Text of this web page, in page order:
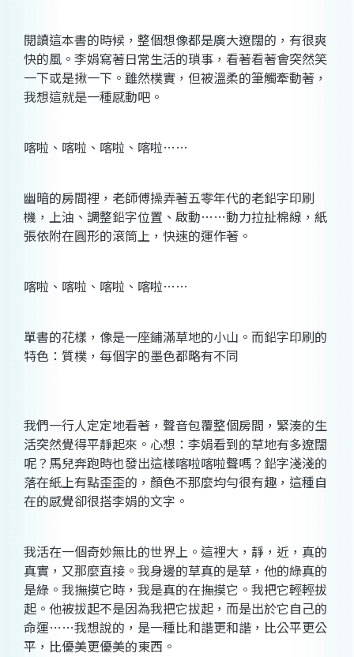
閱讀這本書的時候，整個想像都是廣大遼闊的，有很爽
快的風。李娟寫著日常生活的瑣事，看著看著會突然笑
一下或是揪一下。雖然樸實，但被溫柔的筆觸牽動著，
我想這就是一種感動吧。
喀啦、喀啦、喀啦、喀啦……
幽暗的房間裡，老師傅操弄著五零年代的老鉛字印刷
機，上油、調整鉛字位置、啟動……動力拉扯棉線，紙
張依附在圓形的滾筒上，快速的運作著。
喀啦、喀啦、喀啦、喀啦……
單書的花樣，像是一座鋪滿草地的小山。而鉛字印刷的
特色：質樸，每個字的墨色都略有不同
我們一行人定定地看著，聲音包覆整個房間，緊湊的生
活突然覺得平靜起來。心想：李娟看到的草地有多遼闊
呢？馬兒奔跑時也發出這樣喀啦喀啦聲嗎？鉛字淺淺的
落在紙上有點歪歪的，顏色不那麼均勻很有趣，這種自
在的感覺卻很搭李娟的文字。
我活在一個奇妙無比的世界上。這裡大，靜，近，真的
真實，又那麼直接。我身邊的草真的是草，他的綠真的
是綠。我撫摸它時，我是真的在撫摸它。我把它輕輕拔
起。他被拔起不是因為我把它拔起，而是出於它自己的
命運……我想說的，是一種比和諧更和諧，比公平更公
平，比優美更優美的東西。